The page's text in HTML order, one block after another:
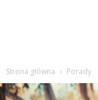
Strona główna Porady